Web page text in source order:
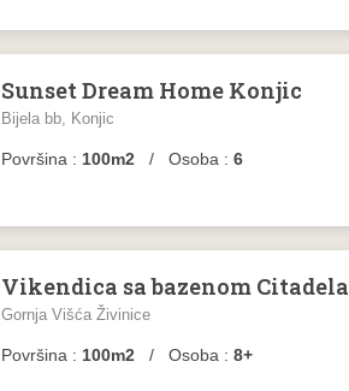
Sunset Dream Home Konjic
Bijela bb, Konjic
Površina : 100m2 / Osoba : 6
Vikendica sa bazenom Citadela
Gornja Višća Živinice
Površina : 100m2 / Osoba : 8+